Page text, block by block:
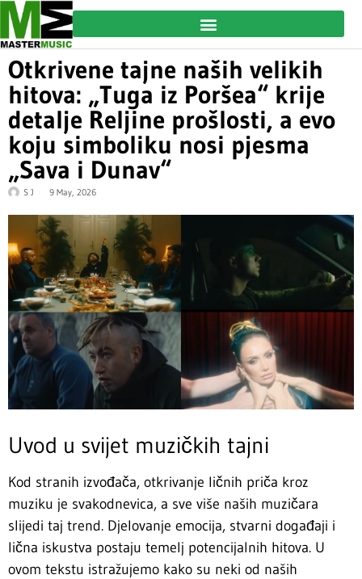
Otkrivene tajne naših velikih
hitova: „Tuga iz Poršea“ krije
detalje Reljine prošlosti, a evo
koju simboliku nosi pjesma
„Sava i Dunav“
S J 9 May, 2026
Uvod u svijet muzičkih tajni
Kod stranih izvođača, otkrivanje ličnih priča kroz
muziku je svakodnevica, a sve više naših muzičara
slijedi taj trend. Djelovanje emocija, stvarni događaji i
lična iskustva postaju temelj potencijalnih hitova. U
ovom tekstu istražujemo kako su neki od naših